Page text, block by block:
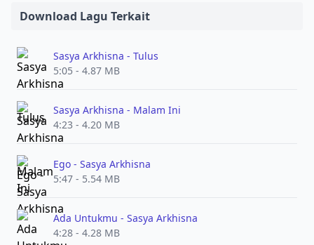
Download Lagu Terkait
Sasya Arkhisna - Tulus
5:05 - 4.87 MB
Sasya Arkhisna - Malam Ini
4:23 - 4.20 MB
Ego - Sasya Arkhisna
5:47 - 5.54 MB
Ada Untukmu - Sasya Arkhisna
4:28 - 4.28 MB